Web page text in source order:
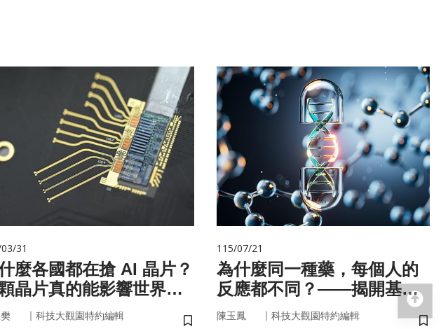
31
麼各國都在搶 AI 晶片？
晶片真的能影響世界
｜ 科技大觀園特約編輯
115/07/21
為什麼同一種藥，每個人的
反應都不同？——揭開基因
的用藥密碼
陳玉鳳 ｜ 科技大觀園特約編輯
回